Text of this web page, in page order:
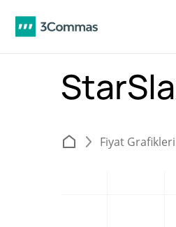
Fiyat Grafikleri